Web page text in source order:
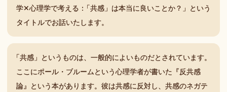
学✕心理学で考える ：「共感」は本当に良いことか？」という
タイトルでお話いたします。
「共感」というものは、一般的によいものだとされています。
ここにポール・ブルームという心理学者が書いた『反共感
論』という本があります。彼は共感に反対し、共感のネガテ